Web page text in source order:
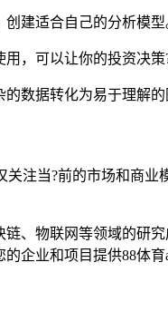
建适合自己的分析模
，可以让你的投资决
数据转化为易于理解
关注当?前的市场和商
、物联网等领域的研
企业和项目提供88体育